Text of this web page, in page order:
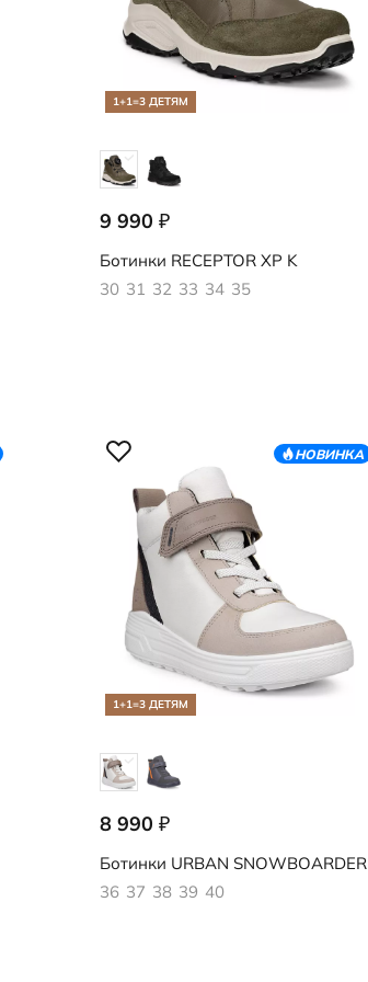
1+1=3 ДЕТЯМ
9 990 ₽
724762/61817
Ботинки RECEPTOR XP K
30 31 32 33 34 35
НОВИНКА
1+1=3 ДЕТЯМ
8 990 ₽
722413/61882
Ботинки URBAN SNOWBOARDER
36 37 38 39 40